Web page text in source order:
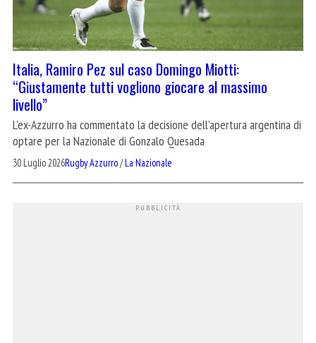
Italia, Ramiro Pez sul caso Domingo Miotti:
“Giustamente tutti vogliono giocare al massimo
livello”
L'ex-Azzurro ha commentato la decisione dell'apertura argentina di
optare per la Nazionale di Gonzalo Quesada
30 Luglio 2026Rugby Azzurro/La Nazionale